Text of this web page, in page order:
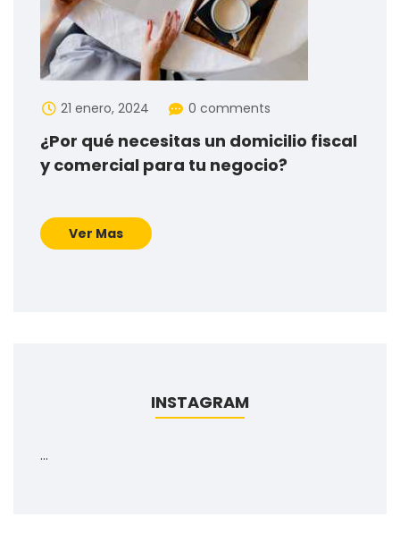
21 enero, 2024 0 comments
¿Por qué necesitas un domicilio fiscal
y comercial para tu negocio?
Ver Mas
INSTAGRAM
…